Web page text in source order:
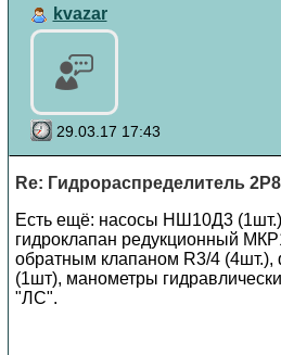
kvazar
29.03.17 17:43
Re: Гидрораспределитель
Есть ещё: насосы НШ10Д3
гидроклапан редукционный
обратным клапаном R3/4 (4шт.),
(1шт), манометры
"ЛС".